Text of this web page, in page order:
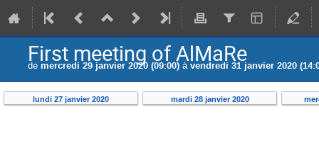
First meeting of AlMaRe
de mercredi 29 janvier 2020 (09:00) àvendredi 31 janvier 2020
lundi 27 janvier 2020 mardi 28 janvier 2020